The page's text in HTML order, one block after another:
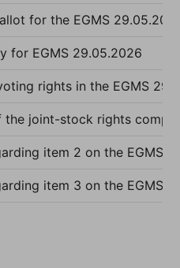
for the EGMS
for EGMS 29.05.2026
rights in the EGMS
joint-stock rights
item 2 on the EGMS
item 3 on the EGMS